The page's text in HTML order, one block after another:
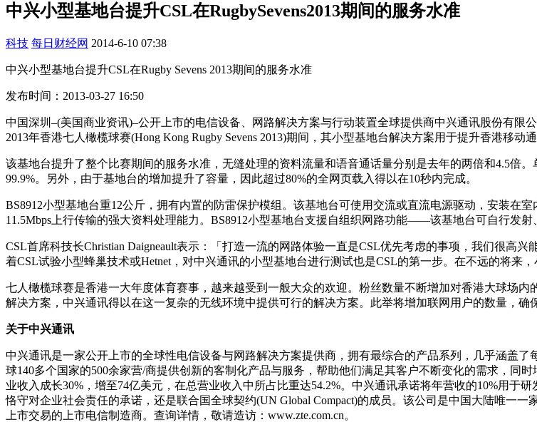
中兴小型基地台提升CSL在RugbySevens2013期间的服务水准
科技 每日财经网 2014-6-10 07:38
中兴小型基地台提升CSL在Rugby Sevens 2013期间的服务水准
发布时间：2013-03-27 16:50
中国深圳–(美国商业资讯)–公开上市的电信设备、网路解决方案与行动装置全球提供商中兴通讯股份有限
2013年香港七人橄榄球赛(Hong Kong Rugby Sevens 2013)期间，其小型基地台解决方案用于提升香港移动
该基地台提升了整个比赛期间的服务水准，无缝处理的资料流量和语音通话量分别是去年的两倍和4.5倍
99.9%。另外，由于基地台的增加提升了容量，因此超过80%的全网页载入得以在10秒内完成。
BS8912小型基地台重12公斤，拥有内置的防雷保护模组。该基地台可使用交流或直流电源驱动，安装在
11.5Mbps上行传输的强大资料处理能力。BS8912小型基地台支援自组织网路功能——该基地台可自行发
CSL首席科技长Christian Daigneault表示：「打造一流的网路体验一直是CSL优先考虑的事项，我们很高
着CSL试验小型蜂巢技术或Hetnet，对中兴通讯的小型基地台进行测试也是CSL的第一步。在不远的将来
七人橄榄球赛是香港一大年度体育赛事，越来越受到一般大众的欢迎。粉丝数量不断增加对香港大球场
解决方案，中兴通讯得以在这一复杂的无线环境中提供可行的解决方案。此举将增加联网用户的数量，
关于中兴通讯
中兴通讯是一家公开上市的全球性电信设备与网路解决方案提供商，拥有最综合的产品系列，几乎涵盖
球140多个国家的500余家营/商提供创新的客制化产品与服务，帮助他们满足其客户不断变化的需求，同
业收入成长30%，增至74亿美元，在总营业收入中所占比重达54.2%。中兴通讯承诺将年营收的10%用于
恪守对企业社会责任的承诺，还是联合国全球契约(UN Global Compact)的成员。该公司是中国大陆唯一
上市交易的上市电信制造商。查询详情，敬请造访：www.zte.com.cn。